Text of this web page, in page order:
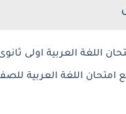
العربية اولى ثانوى 2020/
اللغة العربية للصف